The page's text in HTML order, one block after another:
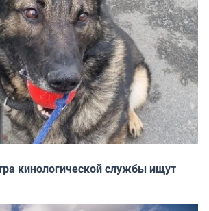
кинологической службы ищут